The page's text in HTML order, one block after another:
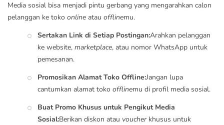
Media sosial bisa menjadi pintu gerbang yang mengarahkan calon
pelanggan ke toko online atau offlinemu.
Sertakan Link di Setiap Postingan:Arahkan pelanggan
ke website, marketplace, atau nomor WhatsApp untuk
pemesanan.
Promosikan Alamat Toko Offline:Jangan lupa
cantumkan alamat toko offlinemu di profil media sosial.
Buat Promo Khusus untuk Pengikut Media
Sosial:Berikan diskon atau voucherkhusus untuk